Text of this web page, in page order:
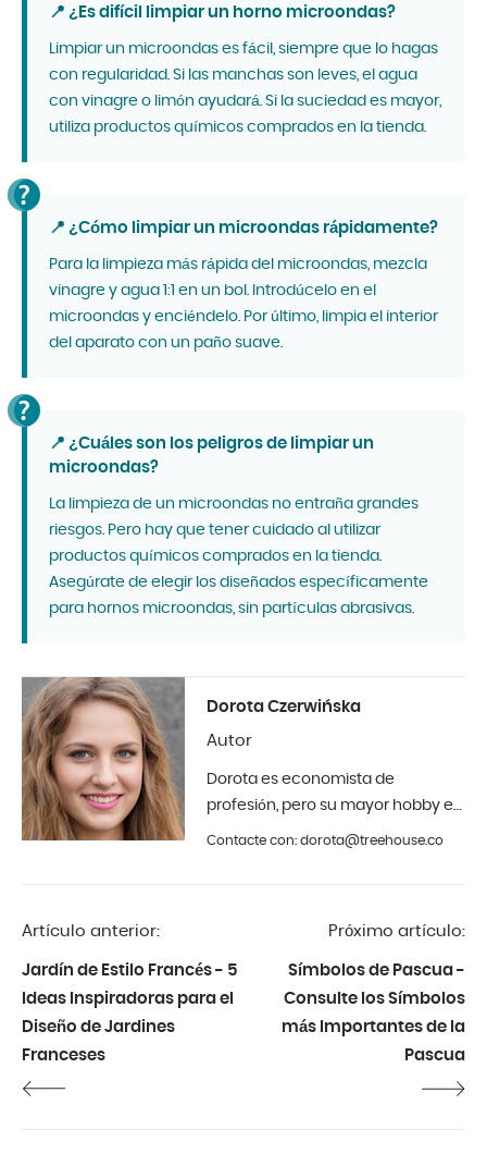
📍 ¿Es difícil limpiar un horno microondas?
Limpiar un microondas es fácil, siempre que lo hagas
con regularidad. Si las manchas son leves, el agua
con vinagre o limón ayudará. Si la suciedad es mayor,
utiliza productos químicos comprados en la tienda.
📍 ¿Cómo limpiar un microondas rápidamente?
Para la limpieza más rápida del microondas, mezcla
vinagre y agua 1:1 en un bol. Introdúcelo en el
microondas y enciéndelo. Por último, limpia el interior
del aparato con un paño suave.
📍 ¿Cuáles son los peligros de limpiar un
microondas?
La limpieza de un microondas no entraña grandes
riesgos. Pero hay que tener cuidado al utilizar
productos químicos comprados en la tienda.
Asegúrate de elegir los diseñados específicamente
para hornos microondas, sin partículas abrasivas.
Dorota Czerwińska
Autor
Dorota es economista de
profesión, pero su mayor hobby es
la fotografía y el diseño de
principios de 2019.
Contacte con: dorota@treehouse.co
Artículo anterior:
Jardín de Estilo Francés - 5
Ideas Inspiradoras para el
Diseño de Jardines
Franceses
Próximo artículo:
Símbolos de Pascua -
Consulte los Símbolos
más Importantes de la
Pascua